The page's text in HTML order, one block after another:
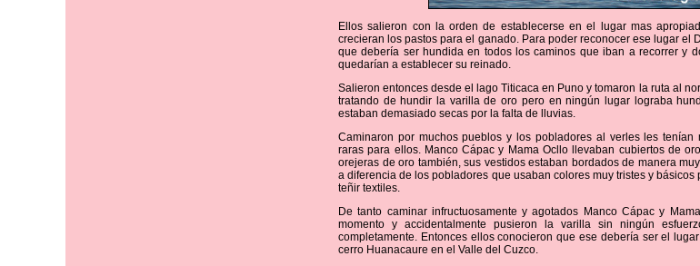
Ellos salieron con la orden de establecerse en el lugar mas
crecieran los pastos para el ganado. Para poder reconocer ese lugar el
que debería ser hundida en todos los caminos que iban a recorrer y
quedarían a establecer su reinado.
Salieron entonces desde el lago Titicaca en Puno y tomaron la ruta al
tratando de hundir la varilla de oro pero en ningún lugar lograba
estaban demasiado secas por la falta de lluvias.
Caminaron por muchos pueblos y los pobladores al verles les tenían
raras para ellos. Manco Cápac y Mama Ocllo llevaban cubiertos de
orejeras de oro también, sus vestidos estaban bordados de manera
a diferencia de los pobladores que usaban colores muy tristes y
teñir textiles.
De tanto caminar infructuosamente y agotados Manco Cápac y
momento y accidentalmente pusieron la varilla sin ningún
completamente. Entonces ellos conocieron que ese debería ser el
cerro Huanacaure en el Valle del Cuzco.